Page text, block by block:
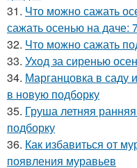
31. Что можно сажать
сажать осенью на даче:
32. Что можно сажать
33. Уход за сиренью
34. Марганцовка в саду
в новую подборку
35. Груша летняя
подборку
36. Как избавиться от
появления муравьев